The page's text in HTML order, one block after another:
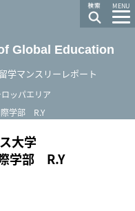
MENU
Global Education
学マンスリーレポート
ロッパエリア
学部 R.Y
大学
学部 R.Y